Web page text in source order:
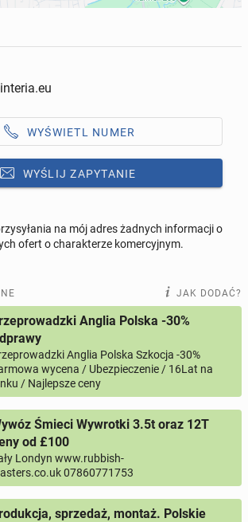
WYŚWIETL NUMER
WYŚLIJ ZAPYTANIE
tego ogłoszenia
0 / 1000
na mój adres żadnych informacji o
ofert o charakterze komercyjnym.
JAK DODAĆ?
Anglia Polska -30%
Anglia Polska Szkocja -30%
wycena / Ubezpieczenie / 16Lat na
/ Najlepsze ceny
Śmieci Wywrotki 3.5t oraz 12T
od £100
Londyn www.rubbish-
07860771753
sprzedaż, montaż. Polskie